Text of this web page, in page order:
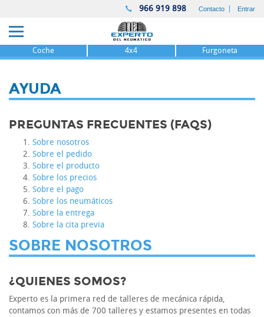
966 919 898 Contacto Entrar
Coche 4x4 Furgoneta
AYUDA
PREGUNTAS FRECUENTES (FAQS)
Sobre nosotros
Sobre el pedido
Sobre el producto
Sobre los precios
Sobre el pago
Sobre los neumáticos
Sobre la entrega
Sobre la cita previa
SOBRE NOSOTROS
¿QUIENES SOMOS?
Experto es la primera red de talleres de mecánica rápida,
contamos con más de 700 talleres y estamos presentes en todas